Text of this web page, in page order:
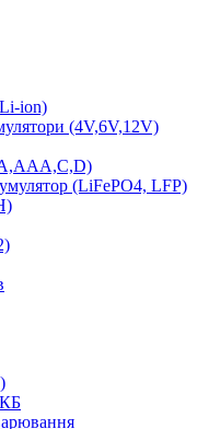
ion)
(4V,6V,12V)
(LiFePO4, LFP)